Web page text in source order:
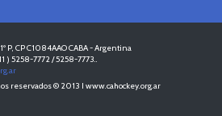
P, CP C1084AAO CABA - Argentina
) 5258-7772 / 5258-7773..
reservados © 2013 I www.cahockey.org.ar